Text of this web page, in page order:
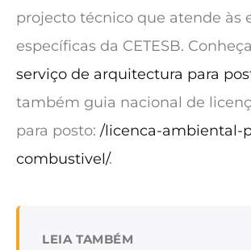
projecto técnico que atende às
específicas da CETESB.
serviço de arquitectura para
também guia nacional de
para posto: /licenca-ambiental-
combustivel/.
LEIA TAMBÉM